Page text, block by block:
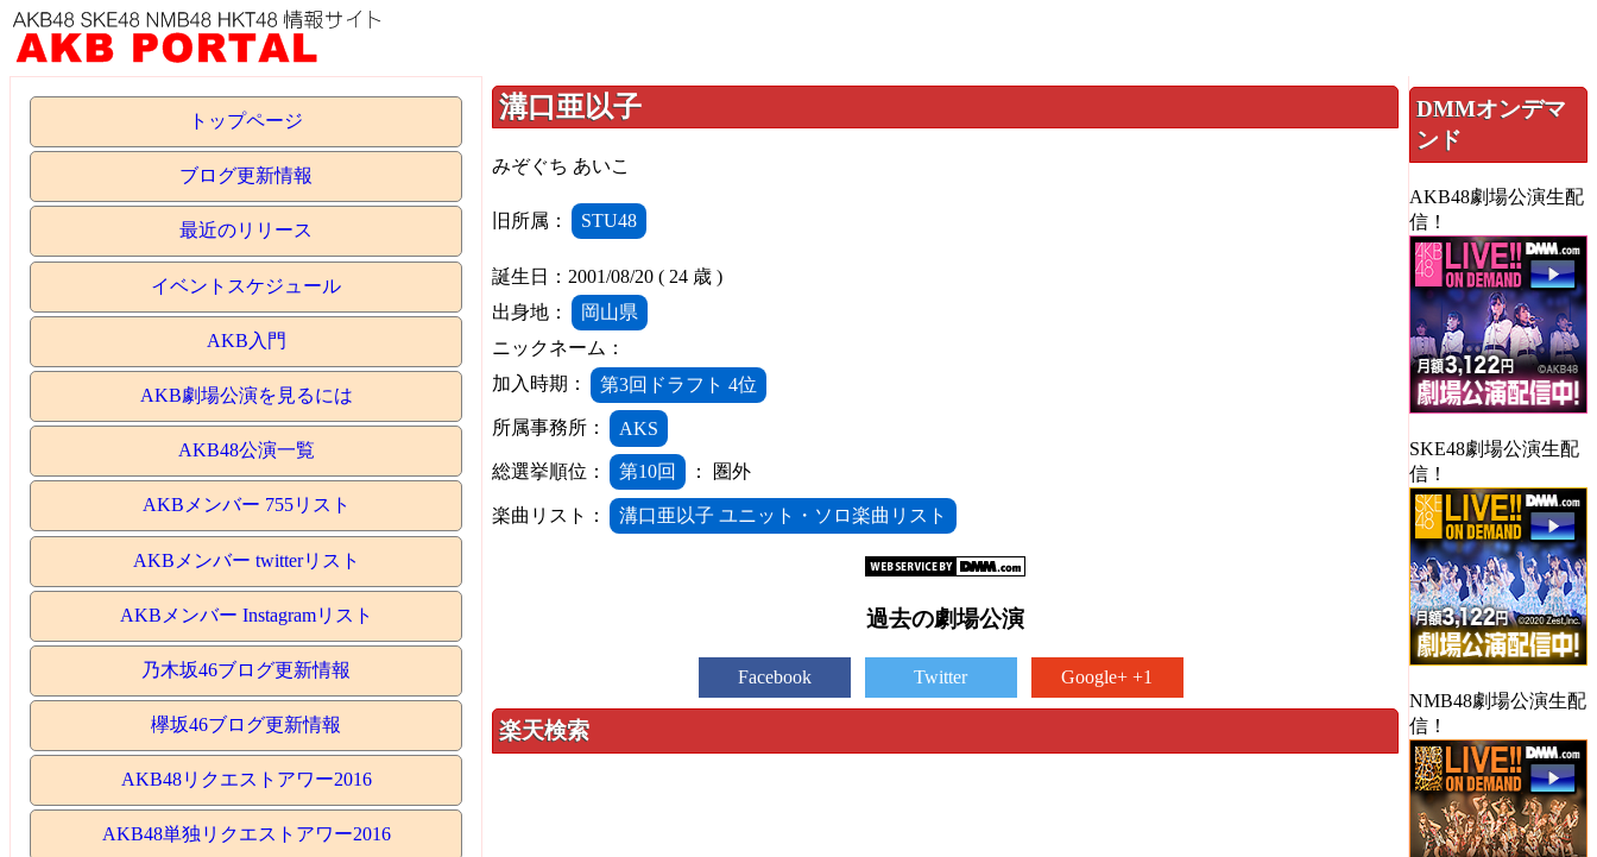
トップページ
ブログ更新情報
最近のリリース
イベントスケジュール
AKB入門
AKB劇場公演を見るには
AKB48公演一覧
AKBメンバー 755リスト
AKBメンバー twitterリスト
AKBメンバー Instagramリスト
乃木坂46ブログ更新情報
欅坂46ブログ更新情報
AKB48リクエストアワー2016
AKB48単独リクエストアワー2016
溝口亜以子
みぞぐち あいこ
旧所属： STU48
誕生日：2001/08/20 ( 24 歳 )
出身地：
岡山県
ニックネーム：
加入時期：
第3回ドラフト 4位
所属事務所： AKS
総選挙順位： 第10回 ： 圏外
楽曲リスト： 溝口亜以子 ユニット・ソロ楽曲リスト
過去の劇場公演
Facebook Twitter Google+ +1
楽天検索
DMMオンデマ
ンド
AKB48劇場公演生配
信！
SKE48劇場公演生配
信！
NMB48劇場公演生配
信！